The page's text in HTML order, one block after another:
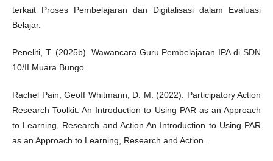
terkait Proses Pembelajaran dan Digitalisasi dalam Evaluasi
Belajar.
Peneliti, T. (2025b). Wawancara Guru Pembelajaran IPA di SDN
10/II Muara Bungo.
Rachel Pain, Geoff Whitmann, D. M. (2022). Participatory Action
Research Toolkit: An Introduction to Using PAR as an Approach
to Learning, Research and Action An Introduction to Using PAR
as an Approach to Learning, Research and Action.